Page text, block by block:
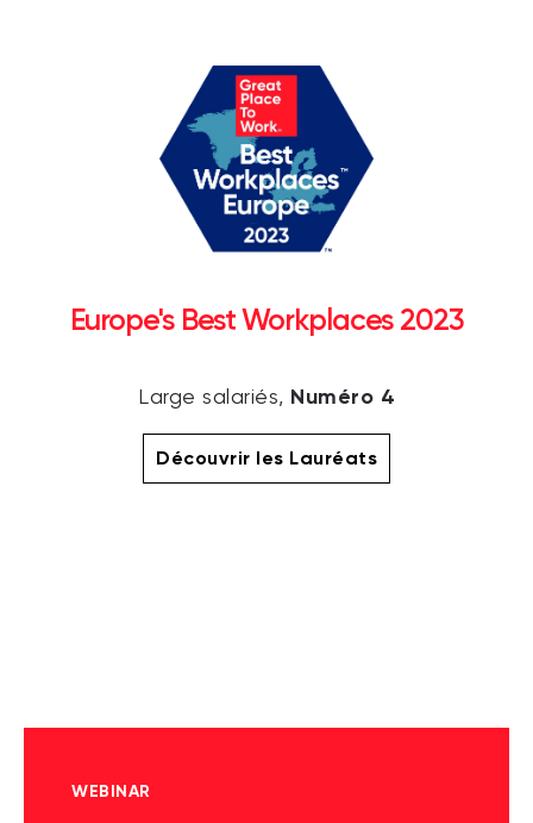
Europe's Best Workplaces 2023
Large salariés, Numéro 4
Découvrir les Lauréats
WEBINAR